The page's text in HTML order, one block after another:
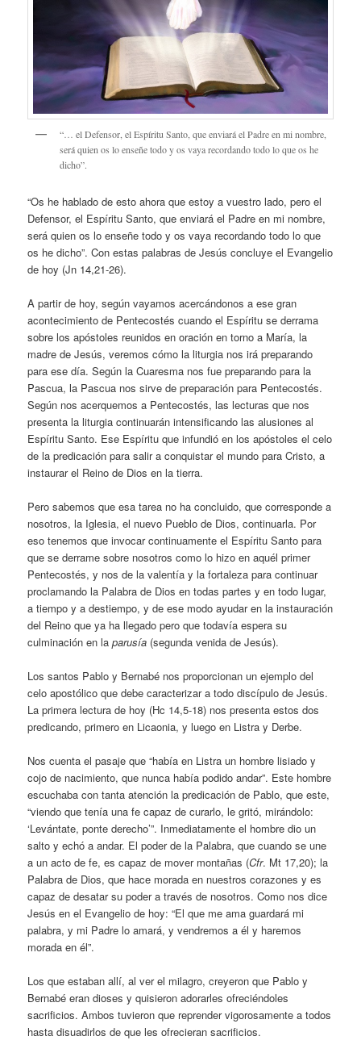
“… el Defensor, el Espíritu Santo, que enviará el Padre en mi nombre,
será quien os lo enseñe todo y os vaya recordando todo lo que os he
dicho”.
“Os he hablado de esto ahora que estoy a vuestro lado, pero el
Defensor, el Espíritu Santo, que enviará el Padre en mi nombre,
será quien os lo enseñe todo y os vaya recordando todo lo que
os he dicho”. Con estas palabras de Jesús concluye el Evangelio
de hoy (Jn 14,21-26).
A partir de hoy, según vayamos acercándonos a ese gran
acontecimiento de Pentecostés cuando el Espíritu se derrama
sobre los apóstoles reunidos en oración en torno a María, la
madre de Jesús, veremos cómo la liturgia nos irá preparando
para ese día. Según la Cuaresma nos fue preparando para la
Pascua, la Pascua nos sirve de preparación para Pentecostés.
Según nos acerquemos a Pentecostés, las lecturas que nos
presenta la liturgia continuarán intensificando las alusiones al
Espíritu Santo. Ese Espíritu que infundió en los apóstoles el celo
de la predicación para salir a conquistar el mundo para Cristo, a
instaurar el Reino de Dios en la tierra.
Pero sabemos que esa tarea no ha concluido, que corresponde a
nosotros, la Iglesia, el nuevo Pueblo de Dios, continuarla. Por
eso tenemos que invocar continuamente el Espíritu Santo para
que se derrame sobre nosotros como lo hizo en aquél primer
Pentecostés, y nos de la valentía y la fortaleza para continuar
proclamando la Palabra de Dios en todas partes y en todo lugar,
a tiempo y a destiempo, y de ese modo ayudar en la instauración
del Reino que ya ha llegado pero que todavía espera su
culminación en laparusía (segunda venida de Jesús).
Los santos Pablo y Bernabé nos proporcionan un ejemplo del
celo apostólico que debe caracterizar a todo discípulo de Jesús.
La primera lectura de hoy (Hc 14,5-18) nos presenta estos dos
predicando, primero en Licaonia, y luego en Listra y Derbe.
Nos cuenta el pasaje que “había en Listra un hombre lisiado y
cojo de nacimiento, que nunca había podido andar”. Este hombre
escuchaba con tanta atención la predicación de Pablo, que este,
“viendo que tenía una fe capaz de curarlo, le gritó, mirándolo:
‘Levántate, ponte derecho’”. Inmediatamente el hombre dio un
salto y echó a andar. El poder de la Palabra, que cuando se une
a un acto de fe, es capaz de mover montañas (Cfr. Mt 17,20); la
Palabra de Dios, que hace morada en nuestros corazones y es
capaz de desatar su poder a través de nosotros. Como nos dice
Jesús en el Evangelio de hoy: “El que me ama guardará mi
palabra, y mi Padre lo amará, y vendremos a él y haremos
morada en él”.
Los que estaban allí, al ver el milagro, creyeron que Pablo y
Bernabé eran dioses y quisieron adorarles ofreciéndoles
sacrificios. Ambos tuvieron que reprender vigorosamente a todos
hasta disuadirlos de que les ofrecieran sacrificios.